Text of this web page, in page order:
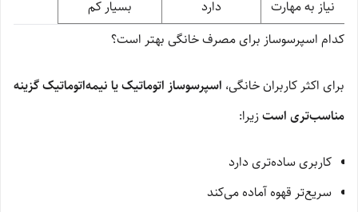
نیاز به مهارت دارد
بسیار کم
کدام اسپرسوساز برای مصرف خانگی بهتر است؟
برای اکثر کاربران خانگی، اسپرسوساز اتوماتیک یا نیمه‌اتوماتیک گزینه
مناسب‌تری استزیرا:
کاربری ساده‌تری دارد
سریع‌تر قهوه آماده می‌کند